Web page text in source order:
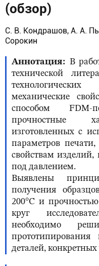
(обзор)
С. В. Кондрашов, А. А.
Сорокин
Аннотация
В
технической
механические
способом FDM-
прочностные
изготовленных с
параметров
свойствам
под давлением.
Выявлены
получения
200°С и
круг
необходимо
деталей,